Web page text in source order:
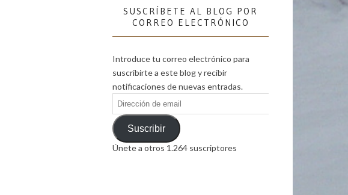
SUSCRÍBETE AL BLOG POR
CORREO ELECTRÓNICO
Introduce tu correo electrónico para
suscribirte a este blog y recibir
notificaciones de nuevas entradas.
Dirección
de
emailSuscribir
Únete a otros 1.264 suscriptores